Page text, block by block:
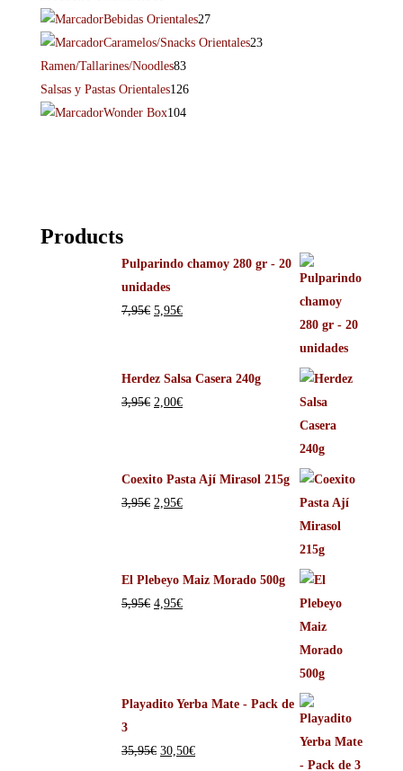
Bebidas Orientales27
Caramelos/Snacks Orientales23
Ramen/Tallarines/Noodles83
Salsas y Pastas Orientales126
Wonder Box104
Products
Pulparindo chamoy 280 gr - 20
unidades
7,95€ 5,95€
Herdez Salsa Casera 240g
3,95€ 2,00€
Coexito Pasta Ají Mirasol 215g
3,95€ 2,95€
El Plebeyo Maiz Morado 500g
5,95€ 4,95€
Playadito Yerba Mate - Pack de
3
35,95€ 30,50€